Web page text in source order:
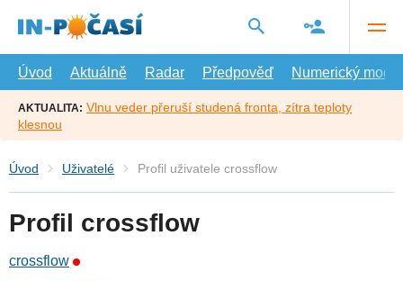
hlavní
Úvod
Aktuálně Radar Předpověď Numerický model
AKTUALITA: Vlnu veder přeruší studená fronta, zítra teploty
klesnou
Úvod Uživatelé Profil uživatele crossflow
Profil crossflow
crossflow